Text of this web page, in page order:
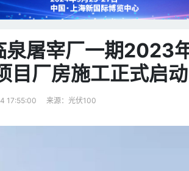
泉屠宰厂一期2023
目厂房施工正式启动
17:55:00 来源：光伏100